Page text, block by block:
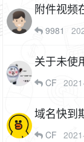
附件视频
9981
关于未使
CF
域名快到
hby.ltd/
CF